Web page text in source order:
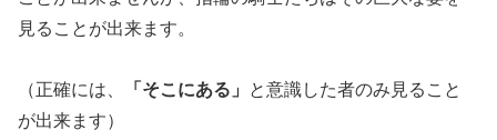
見ることが出来ます。
（正確には、 「そこにある」 と意識した者のみ見ること
が出来ます）